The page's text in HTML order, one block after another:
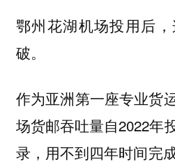
鄂州花湖机场投用后
破。
作为亚洲第一座专业货
场货邮吞吐量自2022年
录，用不到四年时间完